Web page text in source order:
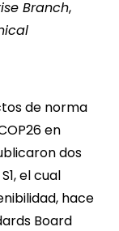
Branch,
de norma
en
dos
, el cual
hace
Board